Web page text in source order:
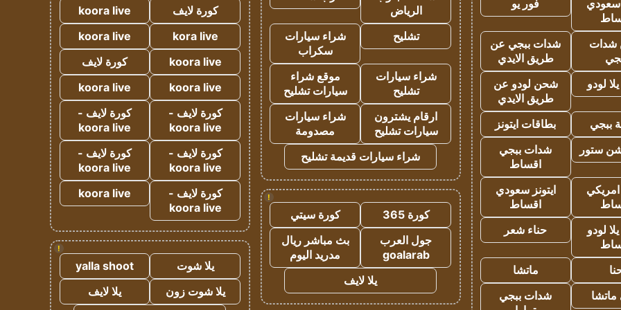
سعودي
فور يو
شدات ببجي عن
طريق الايدي
لودو
شحن لودو عن
طريق الايدي
ببجي
بطاقات ايتونز
ستور
شدات ببجي
اقساط
امريكي
ايتونز سعودي
اقساط
لودو
حناء شعر
ماتشا
شدات ببجي
الرياض
تشليح
شراء سيارات
سكراب
شراء سيارات
تشليح
موقع شراء
سيارات تشليح
ارقام يشترون
سيارات تشليح
شراء سيارات
مصدومة
شراء سيارات قديمة تشليح
!
كورة 365
كورة سيتي
جول العرب
goalarab
بث مباشر ريال
مدريد اليوم
يلا لايف
كورة لايف
koora live
kora live
koora live
koora live
كورة لايف
koora live
koora live
كورة لايف -
koora live
كورة لايف -
koora live
كورة لايف -
koora live
كورة لايف -
koora live
كورة لايف -
koora live
koora live
!
يلا شوت
yalla shoot
يلا شوت زون
يلا لايف